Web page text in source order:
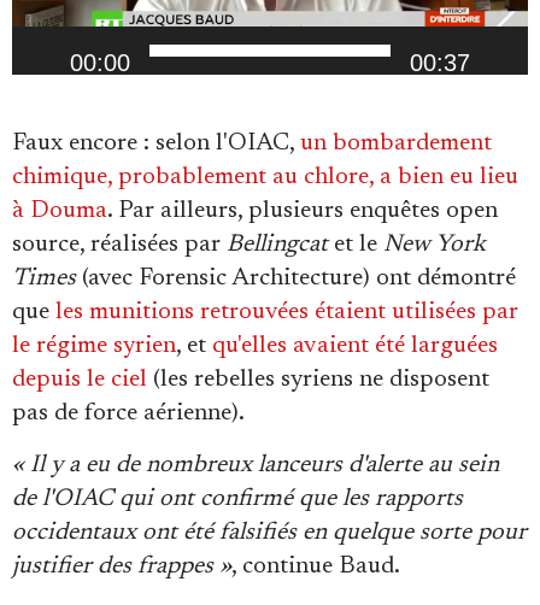
00:00 00:37
Faux encore : selon l'OIAC, un bombardement
chimique, probablement au chlore, a bien eu lieu
à Douma. Par ailleurs, plusieurs enquêtes open
source, réalisées par Bellingcatet le New York
Times(avec Forensic Architecture) ont démontré
que les munitions retrouvées étaient utilisées par
le régime syrien, et qu'elles avaient été larguées
depuis le ciel (les rebelles syriens ne disposent
pas de force aérienne).
« Il y a eu de nombreux lanceurs d'alerte au sein
de l'OIAC qui ont confirmé que les rapports
occidentaux ont été falsifiés en quelque sorte pour
justifier des frappes », continue Baud.